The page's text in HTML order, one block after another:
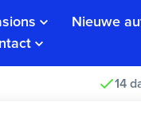
Nieuwe
14